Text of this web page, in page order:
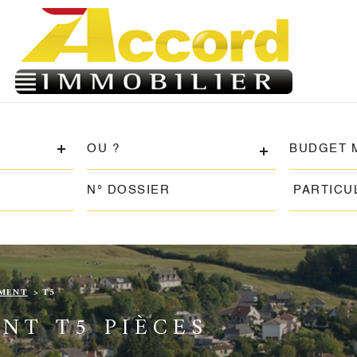
TEXTE
T5
T5 PIÈCES